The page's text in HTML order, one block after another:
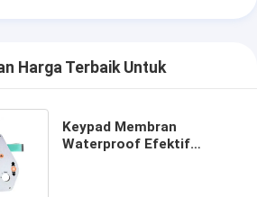
Harga Terbaik Untuk
Keypad Membran
Waterproof Efektif